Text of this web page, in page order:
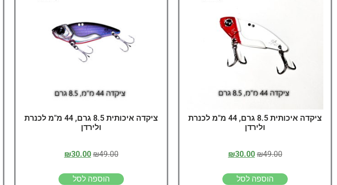
ציקדה איכותית 8.5 גרם, 44 מ"מ לכנרת
ולירדן
₪49.00
₪30.00
הוספה לסל
ציקדה איכותית 8.5 גרם, 44 מ"מ לכנרת
ולירדן
₪49.00
₪30.00
הוספה לסל